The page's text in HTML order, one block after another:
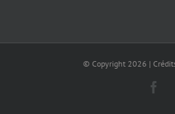
© Copyright 2026 |